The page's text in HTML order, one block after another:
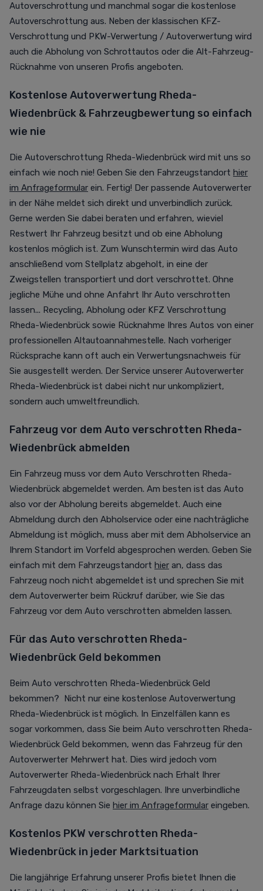
Autoverschrottung und manchmal sogar die kostenlose
Autoverschrottung aus. Neben der klassischen KFZ-
Verschrottung und PKW-Verwertung / Autoverwertung wird
auch die Abholung von Schrottautos oder die Alt-Fahrzeug-
Rücknahme von unseren Profis angeboten.
Kostenlose Autoverwertung Rheda-
Wiedenbrück & Fahrzeugbewertung so einfach
wie nie
Die Autoverschrottung Rheda-Wiedenbrück wird mit uns so
einfach wie noch nie! Geben Sie den Fahrzeugstandort hier
im Anfrageformular ein. Fertig! Der passende Autoverwerter
in der Nähe meldet sich direkt und unverbindlich zurück.
Gerne werden Sie dabei beraten und erfahren, wieviel
Restwert Ihr Fahrzeug besitzt und ob eine Abholung
kostenlos möglich ist. Zum Wunschtermin wird das Auto
anschließend vom Stellplatz abgeholt, in eine der
Zweigstellen transportiert und dort verschrottet. Ohne
jegliche Mühe und ohne Anfahrt Ihr Auto verschrotten
lassen... Recycling, Abholung oder KFZ Verschrottung
Rheda-Wiedenbrück sowie Rücknahme Ihres Autos von einer
professionellen Altautoannahmestelle. Nach vorheriger
Rücksprache kann oft auch ein Verwertungsnachweis für
Sie ausgestellt werden. Der Service unserer Autoverwerter
Rheda-Wiedenbrück ist dabei nicht nur unkompliziert,
sondern auch umweltfreundlich.
Fahrzeug vor dem Auto verschrotten Rheda-
Wiedenbrück abmelden
Ein Fahrzeug muss vor dem Auto Verschrotten Rheda-
Wiedenbrück abgemeldet werden. Am besten ist das Auto
also vor der Abholung bereits abgemeldet. Auch eine
Abmeldung durch den Abholservice oder eine nachträgliche
Abmeldung ist möglich, muss aber mit dem Abholservice an
Ihrem Standort im Vorfeld abgesprochen werden. Geben Sie
einfach mit dem Fahrzeugstandort hier an, dass das
Fahrzeug noch nicht abgemeldet ist und sprechen Sie mit
dem Autoverwerter beim Rückruf darüber, wie Sie das
Fahrzeug vor dem Auto verschrotten abmelden lassen.
Für das Auto verschrotten Rheda-
Wiedenbrück Geld bekommen
Beim Auto verschrotten Rheda-Wiedenbrück Geld
bekommen? Nicht nur eine kostenlose Autoverwertung
Rheda-Wiedenbrück ist möglich. In Einzelfällen kann es
sogar vorkommen, dass Sie beim Auto verschrotten Rheda-
Wiedenbrück Geld bekommen, wenn das Fahrzeug für den
Autoverwerter Mehrwert hat. Dies wird jedoch vom
Autoverwerter Rheda-Wiedenbrück nach Erhalt Ihrer
Fahrzeugdaten selbst vorgeschlagen. Ihre unverbindliche
Anfrage dazu können Sie hier im Anfrageformular eingeben.
Kostenlos PKW verschrotten Rheda-
Wiedenbrück in jeder Marktsituation
Die langjährige Erfahrung unserer Profis bietet Ihnen die